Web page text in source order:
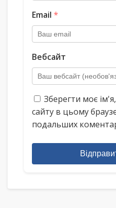
Email *
Вебсайт
Зберегти моє
сайту в цьому
подальших